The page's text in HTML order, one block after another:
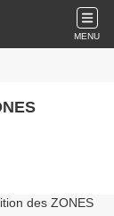
MENU